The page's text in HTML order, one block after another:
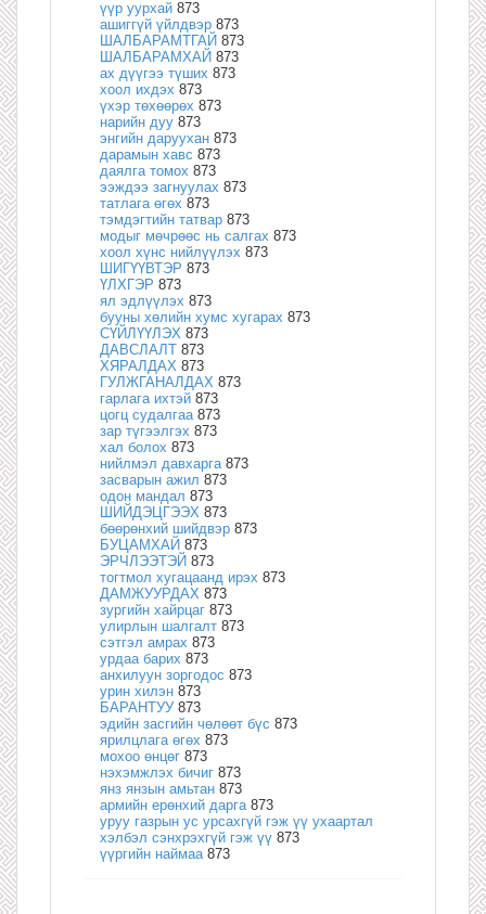
үүр уурхай 873
ашиггүй үйлдвэр 873
ШАЛБАРАМТГАЙ 873
ШАЛБАРАМХАЙ 873
ах дүүгээ түших 873
хоол ихдэх 873
үхэр төхөөрөх 873
нарийн дуу 873
энгийн даруухан 873
дарамын хавс 873
даялга томох 873
ээждээ загнуулах 873
татлага өгөх 873
тэмдэгтийн татвар 873
модыг мөчрөөс нь салгах 873
хоол хүнс нийлүүлэх 873
ШИГҮҮВТЭР 873
ҮЛХГЭР 873
ял эдлүүлэх 873
бууны хөлийн хумс хугарах 873
СҮЙЛҮҮЛЭХ 873
ДАВСЛАЛТ 873
ХЯРАЛДАХ 873
ГУЛЖГАНАЛДАХ 873
гарлага ихтэй 873
цогц судалгаа 873
зар түгээлгэх 873
хал болох 873
нийлмэл давхарга 873
засварын ажил 873
одон мандал 873
ШИЙДЭЦГЭЭХ 873
бөөрөнхий шийдвэр 873
БУЦАМХАЙ 873
ЭРЧЛЭЭТЭЙ 873
тогтмол хугацаанд ирэх 873
ДАМЖУУРДАХ 873
зургийн хайрцаг 873
улирлын шалгалт 873
сэтгэл амрах 873
урдаа барих 873
анхилуун зоргодос 873
урин хилэн 873
БАРАНТУУ 873
эдийн засгийн чөлөөт бүс 873
ярилцлага өгөх 873
мохоо өнцөг 873
нэхэмжлэх бичиг 873
янз янзын амьтан 873
армийн ерөнхий дарга 873
уруу газрын ус урсахгүй гэж үү ухаартал
хэлбэл сэнхрэхгүй гэж үү 873
үүргийн наймаа 873